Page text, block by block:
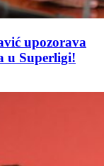
upozorava
u Superligi!